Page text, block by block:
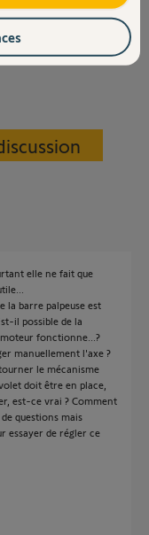
elle ne fait que
la barre palpeuse est
il possible de la
fonctionne...?
manuellement l'axe ?
le mécanisme
doit être en place,
est-ce vrai ? Comment
questions mais
essayer de régler ce